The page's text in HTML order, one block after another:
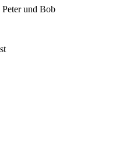
Peter und Bob